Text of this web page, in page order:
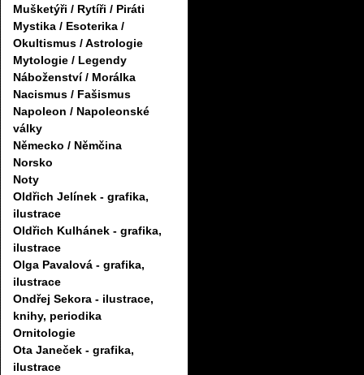
Mušketýři / Rytíři / Piráti
Mystika / Esoterika /
Okultismus / Astrologie
Mytologie / Legendy
Náboženství / Morálka
Nacismus / Fašismus
Napoleon / Napoleonské
války
Německo / Němčina
Norsko
Noty
Oldřich Jelínek - grafika,
ilustrace
Oldřich Kulhánek - grafika,
ilustrace
Olga Pavalová - grafika,
ilustrace
Ondřej Sekora - ilustrace,
knihy, periodika
Ornitologie
Ota Janeček - grafika,
ilustrace